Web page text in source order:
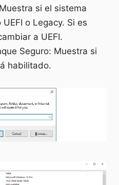
si el sistema
o Legacy. Si es
a UEFI.
Seguro: Muestra si
habilitado.